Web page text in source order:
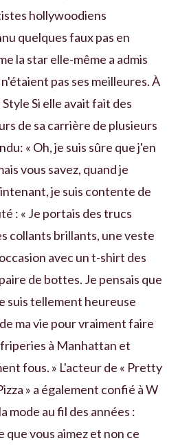
hollywoodiens
quelques faux pas en
la star elle-même a admis
pas ses meilleures. À
Si elle avait fait des
de sa carrière de plusieurs
« Oh, je suis sûre que j'en
vous savez, quand je
je suis contente de
: « Je portais des trucs
collants brillants, une veste
avec un t-shirt des
de bottes. Je pensais que
suis tellement heureuse
ma vie pour vraiment faire
à Manhattan et
fous. » L'acteur de « Pretty
» a également confié à W
mode au fil des années :
que vous aimez et non ce